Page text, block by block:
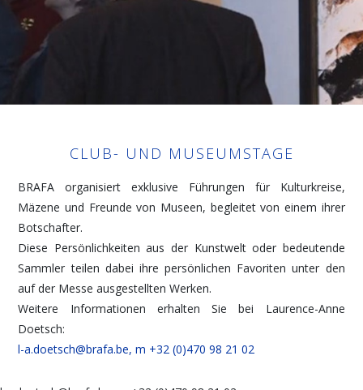
CLUB- UND MUSEUMSTAGE
BRAFA organisiert exklusive Führungen für Kulturkreise,
Mäzene und Freunde von Museen, begleitet von einem ihrer
Botschafter.
Diese Persönlichkeiten aus der Kunstwelt oder bedeutende
Sammler teilen dabei ihre persönlichen Favoriten unter den
auf der Messe ausgestellten Werken.
Weitere Informationen erhalten Sie bei Laurence-Anne
Doetsch:
l-a.doetsch@brafa.be, m +32 (0)470 98 21 02